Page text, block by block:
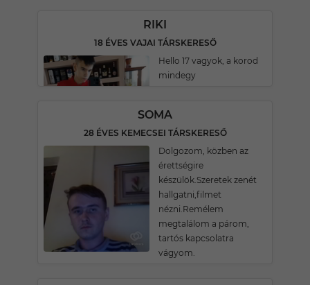
RIKI
18 ÉVES VAJAI TÁRSKERESŐ
Hello 17 vagyok, a korod
mindegy
SOMA
28 ÉVES KEMECSEI TÁRSKERESŐ
Dolgozom, közben az
érettségire
készülök.Szeretek zenét
hallgatni,filmet
nézni.Remélem
megtalálom a párom,
tartós kapcsolatra
vágyom.